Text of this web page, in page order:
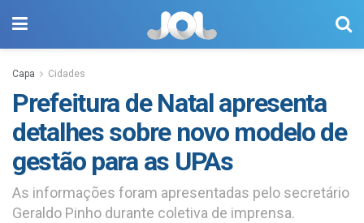
Capa Cidades
Prefeitura de Natal apresenta
detalhes sobre novo modelo de
gestão para as UPAs
As informações foram apresentadas pelo secretário
Geraldo Pinho durante coletiva de imprensa.